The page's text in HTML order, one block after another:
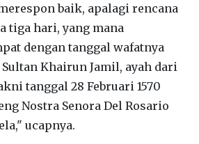
baik, apalagi rencana
tiga hari, yang mana
dengan tanggal wafatnya
Khairun Jamil, ayah dari
tanggal 28 Februari 1570
Nostra Senora Del Rosario
ucapnya.